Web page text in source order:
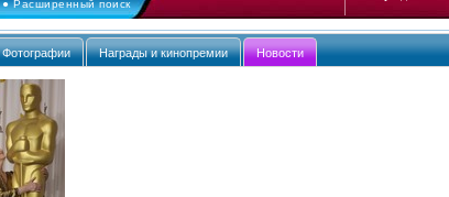
● Расширенный поиск
Фотографии Награды и кинопремии Новости